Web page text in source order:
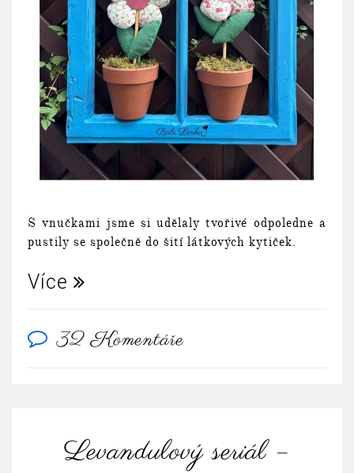
S vnučkami jsme si udělaly tvořivé odpoledne a
pustily se společně do šití látkových kytiček.
Více
32 Komentáře
Levandulový seriál –